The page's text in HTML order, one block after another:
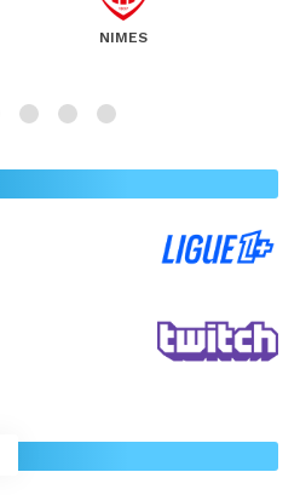
NIMES